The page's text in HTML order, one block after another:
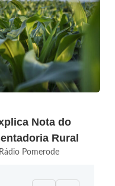
Nota do
Rural
Pomerode